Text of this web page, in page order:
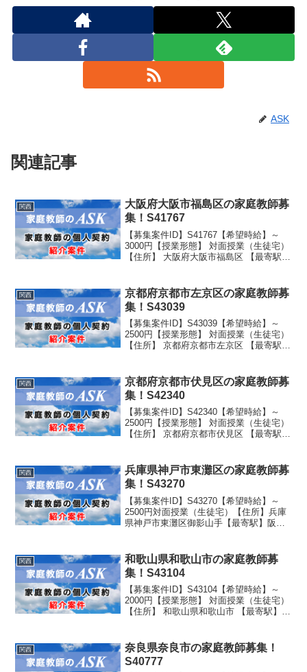
ASK
関連記事
関西
大阪府大阪市福島区の家庭教師募
集！S41767
【募集案件ID】S41767【希望時給】～
3000円【授業形態】 対面授業（生徒宅）
【住所】 大阪府大阪市福島区 【最寄駅】
より徒歩10分 阪神線野田阪神 ...
関西
京都府京都市左京区の家庭教師募
集！S43039
【募集案件ID】S43039【希望時給】～
2500円【授業形態】 対面授業（生徒宅）
【住所】 京都府京都市左京区 【最寄駅】
小学5年生
関西
京都府京都市伏見区の家庭教師募
集！S42340
【募集案件ID】S42340【希望時給】～
2500円【授業形態】 対面授業（生徒宅）
【住所】 京都府京都市伏見区 【最寄駅】
学校名：私立学年：小学5年生
関西
兵庫県神戸市東灘区の家庭教師募
集！S43270
【募集案件ID】S43270【希望時給】～
2500円対面授業（生徒宅）【住所】兵庫
県神戸市東灘区御影山手【最寄駅】阪急
関西
和歌山県和歌山市の家庭教師募
集！S43104
【募集案件ID】S43104【希望時給】～
2000円【授業形態】 対面授業（生徒宅）
【住所】 和歌山県和歌山市 【最寄駅】
学年】 学校名：私立 学年：中学2...
関西
奈良県奈良市の家庭教師募集！
S40777